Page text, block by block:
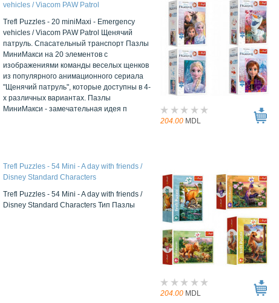
vehicles / Viacom PAW Patrol
Trefl Puzzles - 20 miniMaxi - Emergency
vehicles / Viacom PAW Patrol Щенячий
патруль. Спасательный транспорт Пазлы
МиниМакси на 20 элементов с
изображениями команды веселых щенков
из популярного анимационного сериала
"Щенячий патруль", которые доступны в 4-
х различных вариантах. Пазлы
МиниМакси - замечательная идея п
204.00 MDL
Trefl Puzzles - 54 Mini - A day with friends /
Disney Standard Characters
Trefl Puzzles - 54 Mini - A day with friends /
Disney Standard Characters Тип Пазлы
204.00 MDL